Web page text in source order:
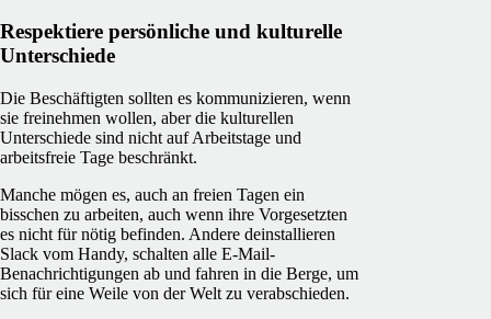
Respektiere persönliche und kulturelle
Unterschiede
Die Beschäftigten sollten es kommunizieren, wenn
sie freinehmen wollen, aber die kulturellen
Unterschiede sind nicht auf Arbeitstage und
arbeitsfreie Tage beschränkt.
Manche mögen es, auch an freien Tagen ein
bisschen zu arbeiten, auch wenn ihre Vorgesetzten
es nicht für nötig befinden. Andere deinstallieren
Slack vom Handy, schalten alle E-Mail-
Benachrichtigungen ab und fahren in die Berge, um
sich für eine Weile von der Welt zu verabschieden.